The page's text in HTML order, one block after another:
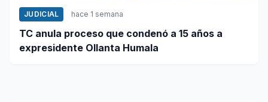
JUDICIAL hace 1 semana
TC anula proceso que condenó a 15 años a
expresidente Ollanta Humala